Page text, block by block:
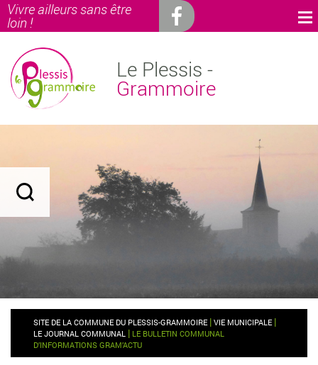
Vivre ailleurs sans être
loin !
Le Plessis -
Grammoire
SITE DE LA COMMUNE DU PLESSIS-GRAMMOIRE| VIE MUNICIPALE|
LE JOURNAL COMMUNAL | LE BULLETIN COMMUNAL
D’INFORMATIONS GRAM’ACTU